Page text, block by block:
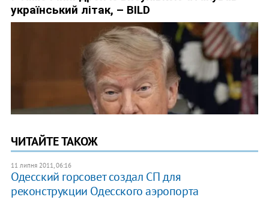
ЧИТАЙТЕ ТАКОЖ
11 липня 2011, 06:16
Одесский горсовет создал СП для
реконструкции Одесского аэропорта